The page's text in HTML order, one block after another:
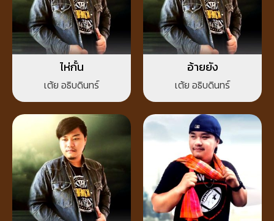
ไห่กั้น
เต้ย อธิบดินทร์
อ้ายยัง
เต้ย อธิบดินทร์